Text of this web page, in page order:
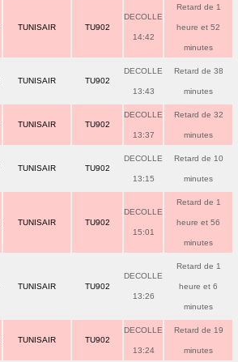
TUNISAIR TU902
DECOLLE
14:42
Retard de 1
heure et 52
minutes
TUNISAIR TU902
DECOLLE
13:43
Retard de 38
minutes
TUNISAIR TU902
DECOLLE
13:37
Retard de 32
minutes
TUNISAIR TU902
DECOLLE
13:15
Retard de 10
minutes
TUNISAIR TU902
DECOLLE
15:01
Retard de 1
heure et 56
minutes
TUNISAIR TU902
DECOLLE
13:26
Retard de 1
heure et 6
minutes
TUNISAIR TU902
DECOLLE
13:24
Retard de 19
minutes